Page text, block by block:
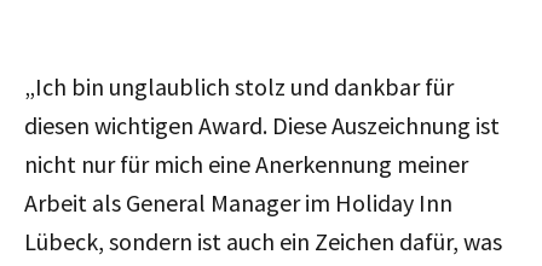
„Ich bin unglaublich stolz und dankbar für
diesen wichtigen Award. Diese Auszeichnung ist
nicht nur für mich eine Anerkennung meiner
Arbeit als General Manager im Holiday Inn
Lübeck, sondern ist auch ein Zeichen dafür, was